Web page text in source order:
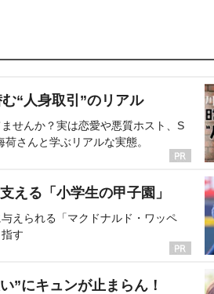
“人身取引”のリアル
せんか？実は恋愛や悪質ホスト、S
さんと学ぶリアルな実態。
える「小学生の甲子園」
えられる「マクドナルド・ワッペ
す
”にキュンが止まらん！